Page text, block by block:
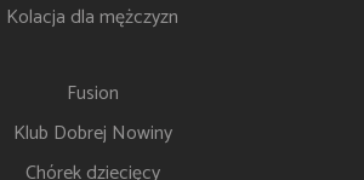
Kolacja dla mężczyzn
Fusion
Klub Dobrej Nowiny
Chórek dziecięcy